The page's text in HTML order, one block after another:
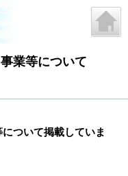
業等について
ついて掲載していま